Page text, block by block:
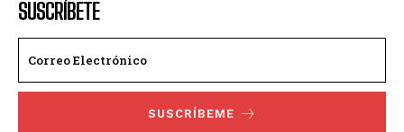
SUSCRÍBETE
SUSCRÍBEME